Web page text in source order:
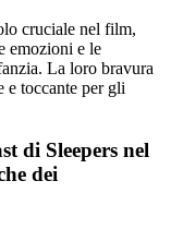
cruciale nel film,
emozioni e le
La loro bravura
e toccante per gli
di Sleepers nel
dei